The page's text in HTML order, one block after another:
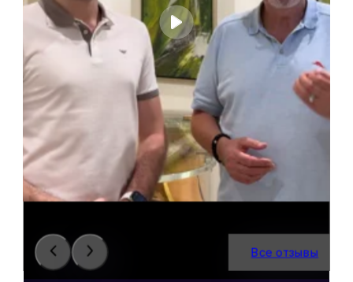
Все отзывы